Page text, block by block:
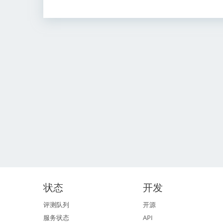
状态
评测队列
服务状态
开发
开源
API